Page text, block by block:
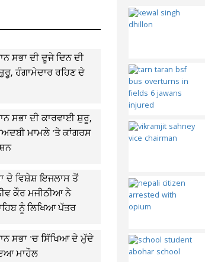
ਸਭਾ ਦੀ ਦੂਜੇ ਦਿਨ ਦੀ
ਹੰਗਾਮੇਦਾਰ ਰਹਿਣ ਦੇ
ਸਭਾ ਦੀ ਕਾਰਵਾਈ ਸ਼ੁਰੂ,
ਮਾਮਲੇ 'ਤੇ ਕਾਂਗਰਸ
ਦੇ ਵਿਸ਼ੇਸ਼ ਇਜਲਾਸ ਤੋਂ
ਕੌਰ ਮਜੀਠੀਆ ਨੇ
ਨੂੰ ਲਿਖਿਆ ਪੱਤਰ
ਸਭਾ 'ਚ ਸਿੱਖਿਆ ਦੇ ਮੁੱਦੇ
ਮਾਹੌਲ